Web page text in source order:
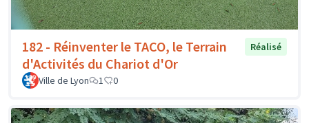
182 - Réinventer le TACO, le Terrain
d'Activités du Chariot d'Or
Réalisé
Ville de Lyon 1 0